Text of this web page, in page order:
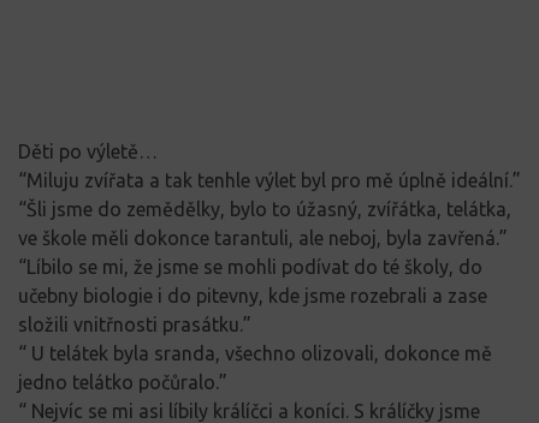
Děti po výletě…
“Miluju zvířata a tak tenhle výlet byl pro mě úplně ideální.”
“Šli jsme do zemědělky, bylo to úžasný, zvířátka, telátka,
ve škole měli dokonce tarantuli, ale neboj, byla zavřená.”
“Líbilo se mi, že jsme se mohli podívat do té školy, do
učebny biologie i do pitevny, kde jsme rozebrali a zase
složili vnitřnosti prasátku.”
“ U telátek byla sranda, všechno olizovali, dokonce mě
jedno telátko počůralo.”
“ Nejvíc se mi asi líbily králíčci a koníci. S králíčky jsme